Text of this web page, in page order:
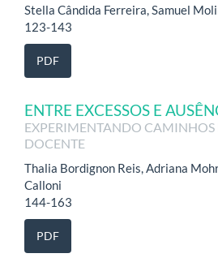
Stella Cândida Ferreira, Samuel
123-143
PDF
ENTRE EXCESSOS E
EXPERIMENTANDO
DOCENTE
Thalia Bordignon Reis, Adriana
Calloni
144-163
PDF